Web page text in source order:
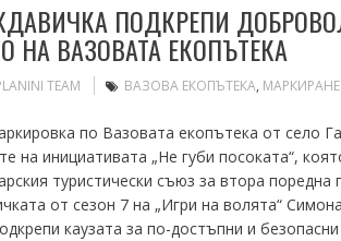
ПОДКРЕПИ
НА ВАЗОВАТА ЕКОПЪТЕКА
TEAM ВАЗОВА ЕКОПЪТЕКА, МАРКИРАНЕ
по Вазовата екопътека от село
на инициативата „Не губи посоката“,
туристически съюз за втора
от сезон 7 на „Игри на волята“
каузата за по-достъпни и